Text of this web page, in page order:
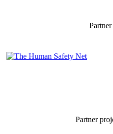
Partner